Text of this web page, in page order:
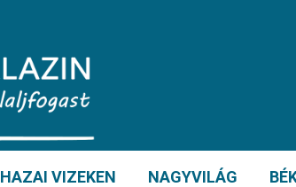
HAZAI VIZEKEN NAGYVILÁG